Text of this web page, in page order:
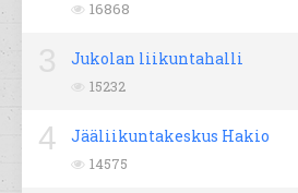
16868
Jukolan liikuntahalli
15232
4 Jääliikuntakeskus Hakio
14575